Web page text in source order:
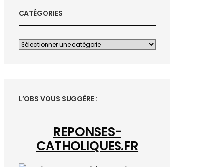
CATÉGORIES
L’OBS VOUS SUGGÈRE :
REPONSES-
CATHOLIQUES.FR